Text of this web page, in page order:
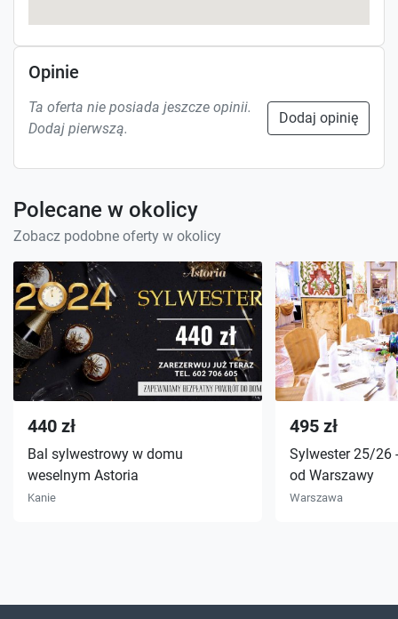
Opinie
Ta oferta nie posiada jeszcze opinii.
Dodaj pierwszą.
Dodaj opinię
Polecane w okolicy
Zobacz podobne oferty w okolicy
440 zł
Bal sylwestrowy w domu
weselnym Astoria
Kanie
495 zł
Sylwester 25/26
od Warszawy
Warszawa